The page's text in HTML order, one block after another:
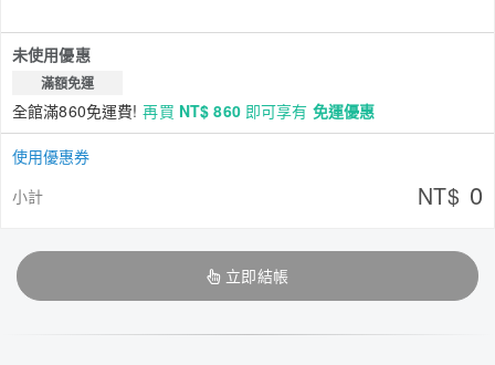
未使用優惠
滿額免運
全館滿860免運費! 再買 NT$ 860即可享有 免運優惠
使用優惠券
小計
NT$ 0
立即結帳